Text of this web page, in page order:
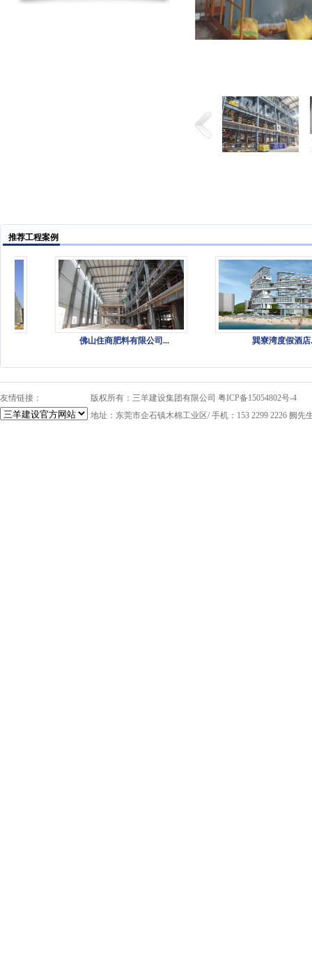
推荐工程案例
佛山住商肥料有限公司... 巽寮湾度假酒店...
友情链接： 版权所有：三羊建设集团有限公司 粤ICP备15054802号-4
地址：东莞市企石镇木棉工业区/ 手机：153 2299 2226 阙先